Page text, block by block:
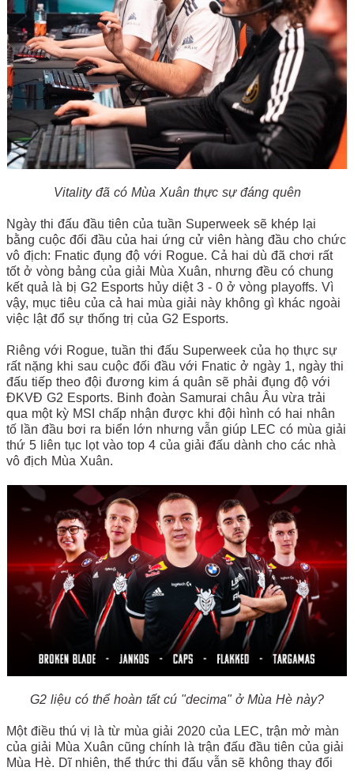
Vitality đã có Mùa Xuân thực sự đáng quên
Ngày thi đấu đầu tiên của tuần Superweek sẽ khép lại
bằng cuộc đối đầu của hai ứng cử viên hàng đầu cho chức
vô địch: Fnatic đụng độ với Rogue. Cả hai dù đã chơi rất
tốt ở vòng bảng của giải Mùa Xuân, nhưng đều có chung
kết quả là bị G2 Esports hủy diệt 3 - 0 ở vòng playoffs. Vì
vậy, mục tiêu của cả hai mùa giải này không gì khác ngoài
việc lật đổ sự thống trị của G2 Esports.
Riêng với Rogue, tuần thi đấu Superweek của họ thực sự
rất nặng khi sau cuộc đối đầu với Fnatic ở ngày 1, ngày thi
đấu tiếp theo đội đương kim á quân sẽ phải đụng độ với
ĐKVĐ G2 Esports. Binh đoàn Samurai châu Âu vừa trải
qua một kỳ MSI chấp nhận được khi đội hình có hai nhân
tố lần đầu bơi ra biển lớn nhưng vẫn giúp LEC có mùa giải
thứ 5 liên tục lọt vào top 4 của giải đấu dành cho các nhà
vô địch Mùa Xuân.
G2 liệu có thể hoàn tất cú "decima" ở Mùa Hè này?
Một điều thú vị là từ mùa giải 2020 của LEC, trận mở màn
của giải Mùa Xuân cũng chính là trận đấu đầu tiên của giải
Mùa Hè. Dĩ nhiên, thể thức thi đấu vẫn sẽ không thay đổi